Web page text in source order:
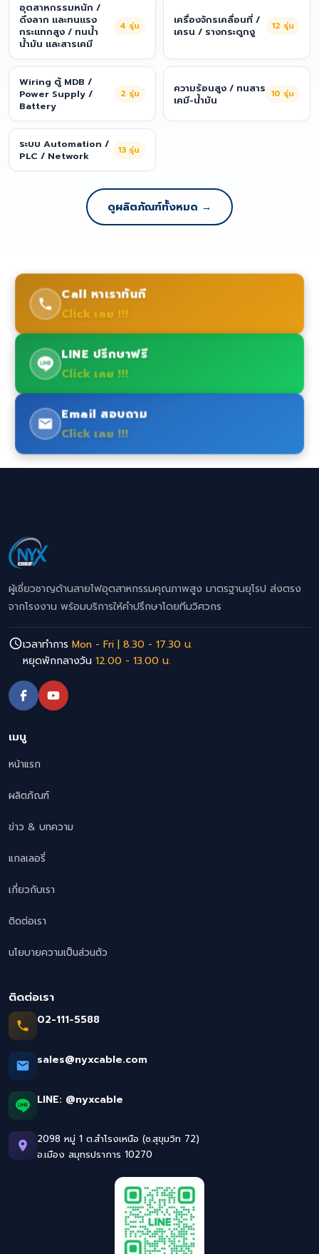
อุตสาหกรรมหนัก /
ดึงลาก และทนแรง
กระแทกสูง / ทนน้ำ
น้ำมัน และสารเคมี
4 รุ่น
เครื่องจักรเคลื่อนที่ /
เครน / รางกระดูกงู
12 รุ่น
Wiring ตู้ MDB /
Power Supply /
Battery
2 รุ่น
ความร้อนสูง / ทนสาร
เคมี-น้ำมัน
10 รุ่น
ระบบ Automation /
PLC / Network
13 รุ่น
ดูผลิตภัณฑ์ทั้งหมด →
Call หาเราทันที
Click เลย !!!
LINE ปรึกษาฟรี
Click เลย !!!
Email สอบถาม
Click เลย !!!
ผู้เชี่ยวชาญด้านสายไฟอุตสาหกรรมคุณภาพสูง มาตรฐานยุโรป ส่งตรง
จากโรงงาน พร้อมบริการให้คำปรึกษาโดยทีมวิศวกร
เวลาทำการ Mon - Fri | 8.30 - 17.30 น.
หยุดพักกลางวัน 12.00 - 13.00 น.
เมนู
หน้าแรก
ผลิตภัณฑ์
ข่าว & บทความ
แกลเลอรี่
เกี่ยวกับเรา
ติดต่อเรา
นโยบายความเป็นส่วนตัว
ติดต่อเรา
02-111-5588
sales@nyxcable.com
LINE: @nyxcable
2098 หมู่ 1 ต.สำโรงเหนือ (ซ.สุขุมวิท 72)
อ.เมือง สมุทรปราการ 10270